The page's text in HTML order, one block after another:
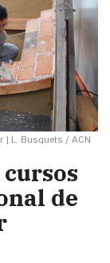
| L. Busquets / ACN
de